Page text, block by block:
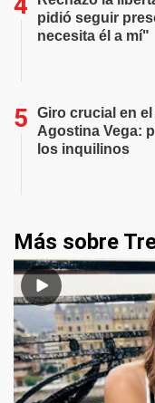
pidió seguir
necesita él a mí"
Giro crucial en
Agostina Vega:
los inquilinos
Más sobre